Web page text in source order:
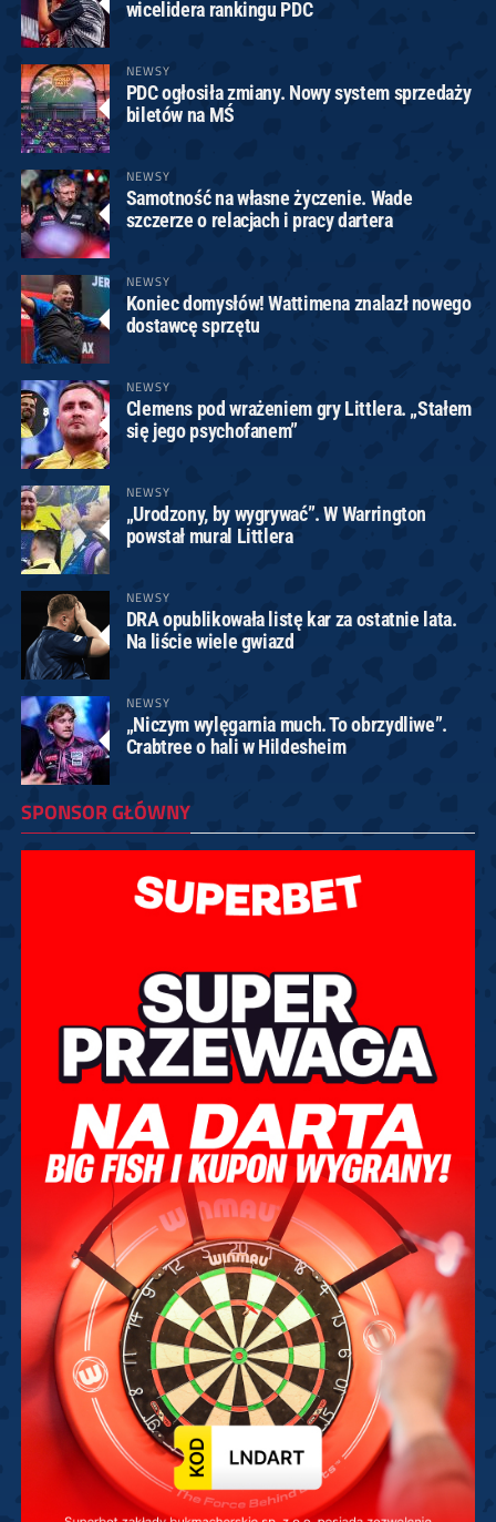
wicelidera rankingu PDC
NEWSY
PDC ogłosiła zmiany. Nowy system sprzedaży
biletów na MŚ
NEWSY
Samotność na własne życzenie. Wade
szczerze o relacjach i pracy dartera
NEWSY
Koniec domysłów! Wattimena znalazł nowego
dostawcę sprzętu
NEWSY
Clemens pod wrażeniem gry Littlera. „Stałem
się jego psychofanem”
NEWSY
„Urodzony, by wygrywać”. W Warrington
powstał mural Littlera
NEWSY
DRA opublikowała listę kar za ostatnie lata.
Na liście wiele gwiazd
NEWSY
„Niczym wylęgarnia much. To obrzydliwe”.
Crabtree o hali w Hildesheim
SPONSOR GŁÓWNY